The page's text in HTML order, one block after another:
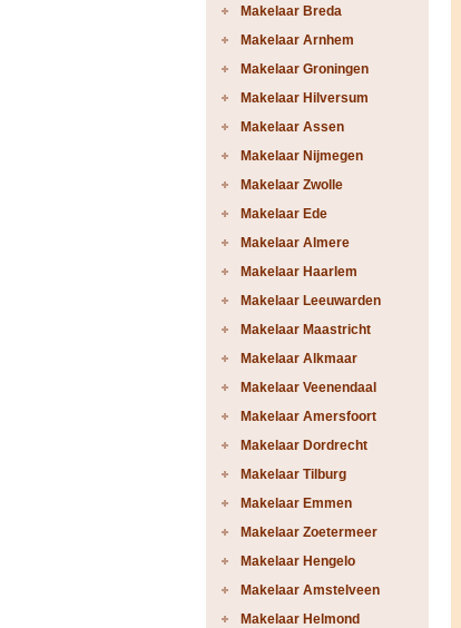
Makelaar Breda
Makelaar Arnhem
Makelaar Groningen
Makelaar Hilversum
Makelaar Assen
Makelaar Nijmegen
Makelaar Zwolle
Makelaar Ede
Makelaar Almere
Makelaar Haarlem
Makelaar Leeuwarden
Makelaar Maastricht
Makelaar Alkmaar
Makelaar Veenendaal
Makelaar Amersfoort
Makelaar Dordrecht
Makelaar Tilburg
Makelaar Emmen
Makelaar Zoetermeer
Makelaar Hengelo
Makelaar Amstelveen
Makelaar Helmond